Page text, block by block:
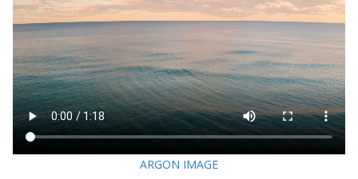
ARGON IMAGE